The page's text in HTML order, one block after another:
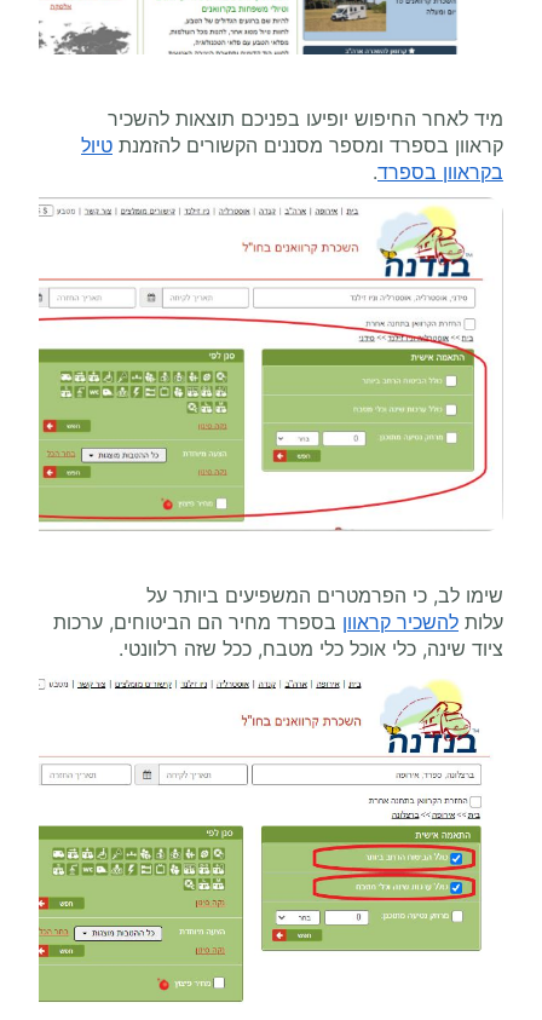
מיד לאחר החיפוש יופיעו בפניכם תוצאות להשכיר
קראוון בספרד ומספר מסננים הקשורים להזמנת טיול
בקראוון בספרד.
שימו לב, כי הפרמטרים המשפיעים ביותר על
עלות להשכיר קראוון בספרד מחיר הם הביטוחים, ערכות
ציוד שינה, כלי אוכל כלי מטבח, ככל שזה רלוונטי.